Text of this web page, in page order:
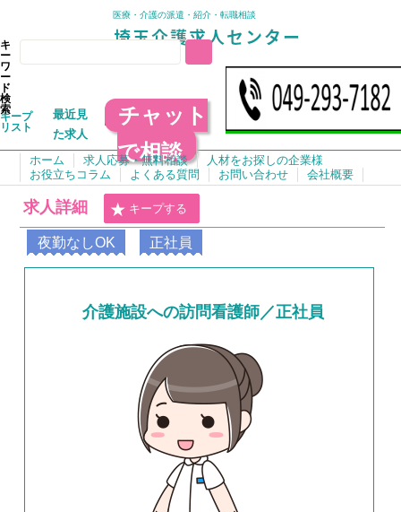
医療・介護の派遣・紹介・転職相談
キ
ー
ワ
ー
ド
検
索
キープ
リスト
最近見
た求人
チャット
で相談
ホーム 求人応募・無料相談
人材をお探しの企業様
お役立ちコラム
よくある質問 お問い合わせ 会社概要
求人詳細 キープする
夜勤なしOK 正社員
介護施設への訪問看護師／正社員